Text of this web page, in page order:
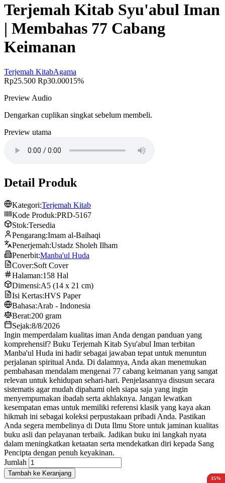
Terjemah Kitab Syu'abul Iman
| Membahas 77 Cabang
Keimanan
Terjemah KitabAgama
Rp25.500 Rp30.00015%
Preview Audio
Dengarkan cuplikan singkat sebelum membeli.
Preview utama
Detail Produk
Kategori:Terjemah Kitab
Kode Produk:PRD-5167
Stok:Tersedia
Pengarang:Imam al-Baihaqi
Penerjemah:Ustadz Sholeh Ilham
Penerbit:Manba'ul Huda
Cover:Soft Cover
Halaman:158 Hal
Dimensi:A5 (14 x 21 cm)
Isi Kertas:HVS Paper
Bahasa:Arab - Indonesia
Berat:200 gram
Sejak:8/8/2026
Ingin memperdalam kualitas iman Anda dengan panduan yang
komprehensif? Buku Terjemah Kitab Syu'abul Iman terbitan
Manba'ul Huda ini hadir sebagai jawaban tepat untuk menuntun
perjalanan spiritual Anda. Di dalamnya, Anda akan menemukan
pembahasan mendalam mengenai 77 cabang keimanan yang sangat
relevan untuk kehidupan sehari-hari. Penjelasannya disusun secara
sistematis agar mudah dipahami oleh siapa saja yang ingin
menyempurnakan ibadah serta akhlaknya. Jangan lewatkan
kesempatan emas untuk memiliki referensi klasik yang kaya akan
hikmah ini sebagai koleksi perpustakaan pribadi Anda. Pastikan
Anda segera membelinya di Duta Ilmu Store untuk jaminan kualitas
buku asli dan pelayanan terbaik. Jadikan buku ini langkah nyata
dalam meningkatkan ketaatan serta mendekatkan diri kepada Sang
Pencipta dengan penuh keyakinan.
Jumlah
Tambah ke Keranjang
15%
10%
15%
15%
15%